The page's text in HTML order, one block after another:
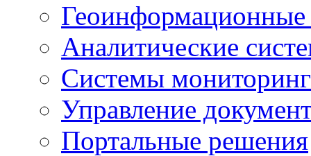
Аналитические
Системы
Управление
Портальные решения